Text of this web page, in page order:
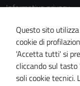
Informativa privacy
Cookie Policy
Note legali
Dichiarazione di
Piano di
Questo sito
cookie di
'Accetta tutti' si
cliccando sul
soli cookie tecnici.